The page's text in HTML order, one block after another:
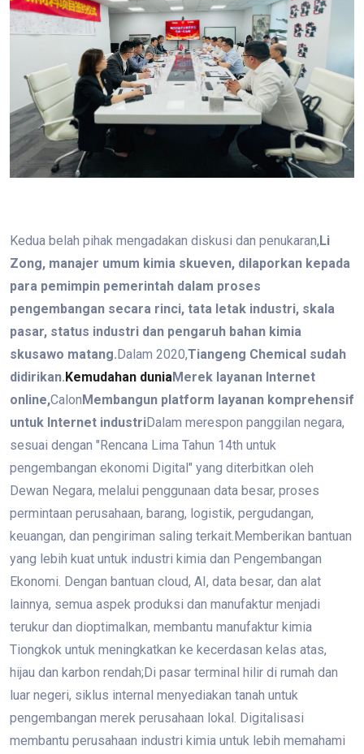
Kedua belah pihak mengadakan diskusi dan penukaran,Li
Zong, manajer umum kimia skueven, dilaporkan kepada
para pemimpin pemerintah dalam proses
pengembangan secara rinci, tata letak industri, skala
pasar, status industri dan pengaruh bahan kimia
skusawo matang.Dalam 2020,Tiangeng Chemical sudah
didirikan.Kemudahan duniaMerek layanan Internet
online,CalonMembangun platform layanan komprehensif
untuk Internet industriDalam merespon panggilan negara,
sesuai dengan "Rencana Lima Tahun 14th untuk
pengembangan ekonomi Digital" yang diterbitkan oleh
Dewan Negara, melalui penggunaan data besar, proses
permintaan perusahaan, barang, logistik, pergudangan,
keuangan, dan pengiriman saling terkait. Memberikan bantuan
yang lebih kuat untuk industri kimia dan Pengembangan
Ekonomi. Dengan bantuan cloud, AI, data besar, dan alat
lainnya, semua aspek produksi dan manufaktur menjadi
terukur dan dioptimalkan, membantu manufaktur kimia
Tiongkok untuk meningkatkan ke kecerdasan kelas atas,
hijau dan karbon rendah;Di pasar terminal hilir di rumah dan
luar negeri, siklus internal menyediakan tanah untuk
pengembangan merek perusahaan lokal. Digitalisasi
membantu perusahaan industri kimia untuk lebih memahami